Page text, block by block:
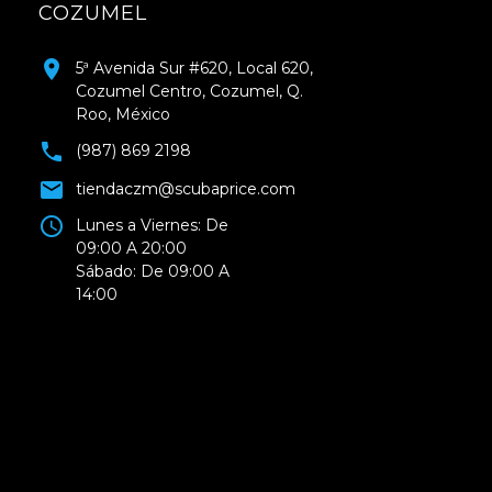
COZUMEL
5ª Avenida Sur #620, Local 620,
Cozumel Centro, Cozumel, Q.
Roo, México
(987) 869 2198
tiendaczm@scubaprice.com
Lunes a Viernes: De
09:00 A 20:00
Sábado: De 09:00 A
14:00